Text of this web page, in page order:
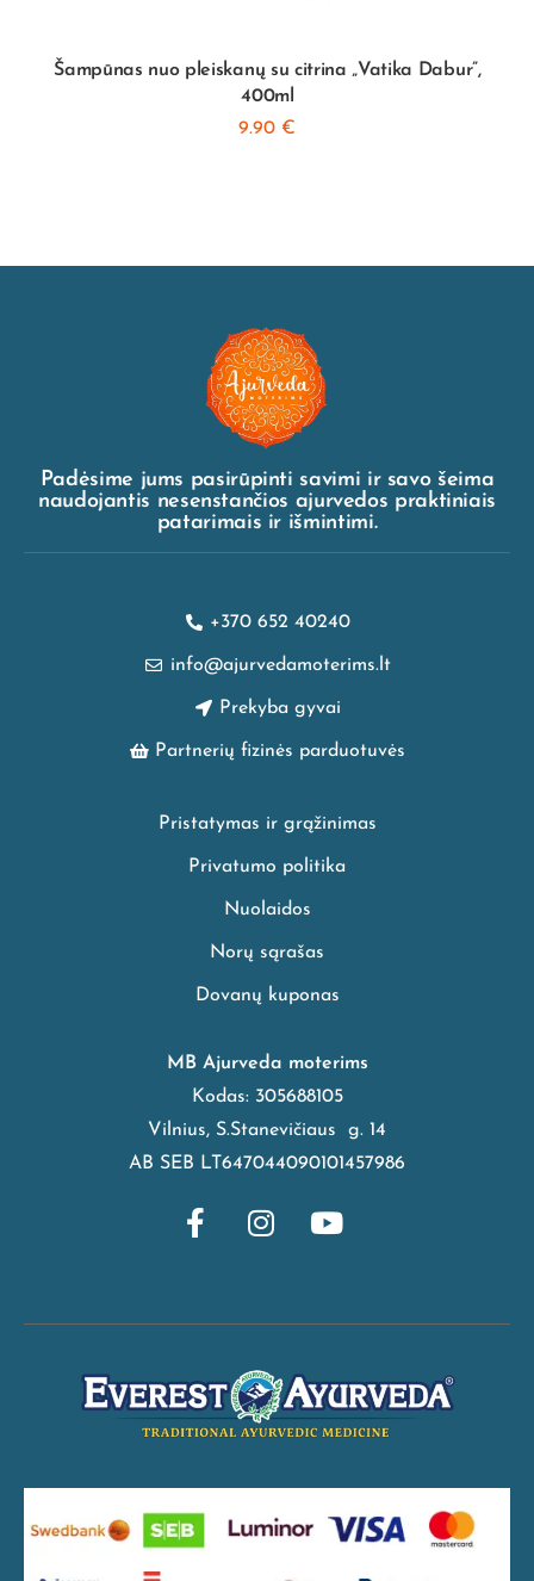
Šampūnas nuo pleiskanų su citrina „Vatika Dabur”,
400ml
9.90 €
Padėsime jums pasirūpinti savimi ir savo šeima
naudojantis nesenstančios ajurvedos praktiniais
patarimais ir išmintimi.
+370 652 40240
info@ajurvedamoterims.lt
Prekyba gyvai
Partnerių fizinės parduotuvės
Pristatymas ir grąžinimas
Privatumo politika
Nuolaidos
Norų sąrašas
Dovanų kuponas
MB Ajurveda moterims
Kodas: 305688105
Vilnius, S.Stanevičiaus g. 14
AB SEB LT647044090101457986